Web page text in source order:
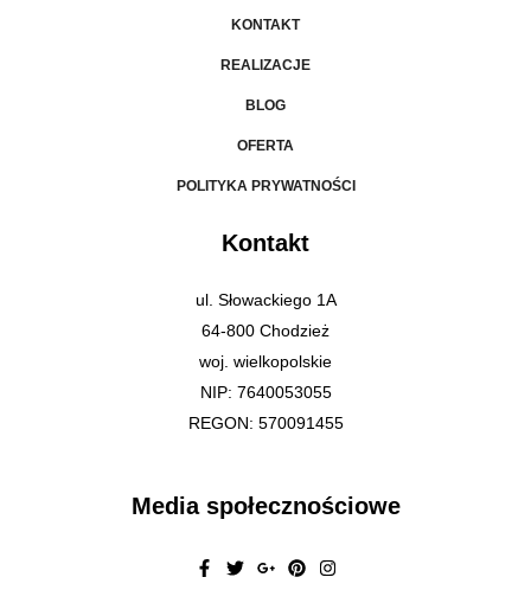
KONTAKT
REALIZACJE
BLOG
OFERTA
POLITYKA PRYWATNOŚCI
Kontakt
ul. Słowackiego 1A
64-800 Chodzież
woj. wielkopolskie
NIP: 7640053055
REGON: 570091455
Media społecznościowe